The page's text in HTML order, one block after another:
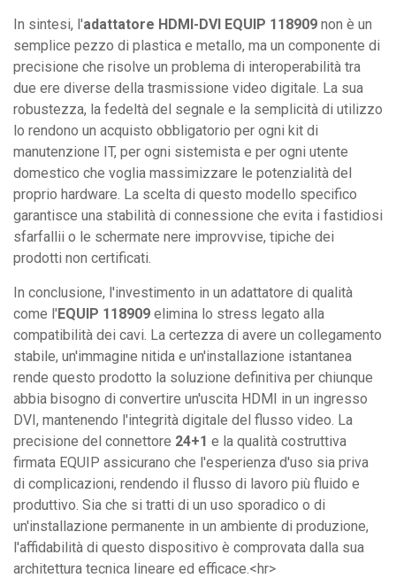
In sintesi, l'adattatore HDMI-DVI EQUIP 118909 non è un
semplice pezzo di plastica e metallo, ma un componente di
precisione che risolve un problema di interoperabilità tra
due ere diverse della trasmissione video digitale. La sua
robustezza, la fedeltà del segnale e la semplicità di utilizzo
lo rendono un acquisto obbligatorio per ogni kit di
manutenzione IT, per ogni sistemista e per ogni utente
domestico che voglia massimizzare le potenzialità del
proprio hardware. La scelta di questo modello specifico
garantisce una stabilità di connessione che evita i fastidiosi
sfarfallii o le schermate nere improvvise, tipiche dei
prodotti non certificati.
In conclusione, l'investimento in un adattatore di qualità
come l'EQUIP 118909 elimina lo stress legato alla
compatibilità dei cavi. La certezza di avere un collegamento
stabile, un'immagine nitida e un'installazione istantanea
rende questo prodotto la soluzione definitiva per chiunque
abbia bisogno di convertire un'uscita HDMI in un ingresso
DVI, mantenendo l'integrità digitale del flusso video. La
precisione del connettore 24+1 e la qualità costruttiva
firmata EQUIP assicurano che l'esperienza d'uso sia priva
di complicazioni, rendendo il flusso di lavoro più fluido e
produttivo. Sia che si tratti di un uso sporadico o di
un'installazione permanente in un ambiente di produzione,
l'affidabilità di questo dispositivo è comprovata dalla sua
architettura tecnica lineare ed efficace.<hr>